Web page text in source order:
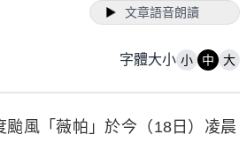
文章語音朗讀
字體大小 小 中 大
颱風「薇帕」於今（18日）凌晨